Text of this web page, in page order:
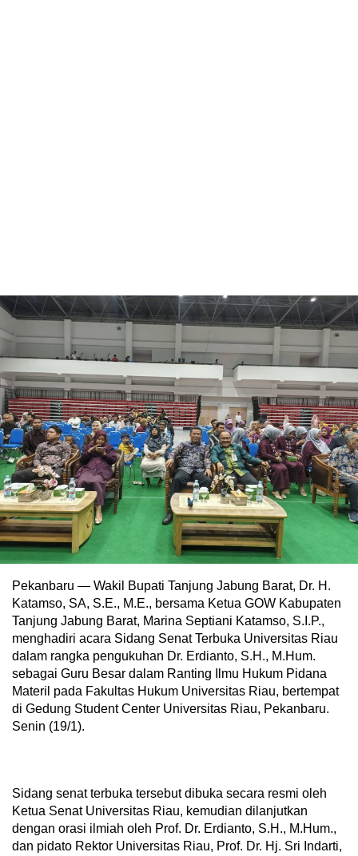
Pekanbaru — Wakil Bupati Tanjung Jabung Barat, Dr. H.
Katamso, SA, S.E., M.E., bersama Ketua GOW Kabupaten
Tanjung Jabung Barat, Marina Septiani Katamso, S.I.P.,
menghadiri acara Sidang Senat Terbuka Universitas Riau
dalam rangka pengukuhan Dr. Erdianto, S.H., M.Hum.
sebagai Guru Besar dalam Ranting Ilmu Hukum Pidana
Materil pada Fakultas Hukum Universitas Riau, bertempat
di Gedung Student Center Universitas Riau, Pekanbaru.
Senin (19/1).
Sidang senat terbuka tersebut dibuka secara resmi oleh
Ketua Senat Universitas Riau, kemudian dilanjutkan
dengan orasi ilmiah oleh Prof. Dr. Erdianto, S.H., M.Hum.,
dan pidato Rektor Universitas Riau, Prof. Dr. Hj. Sri Indarti,